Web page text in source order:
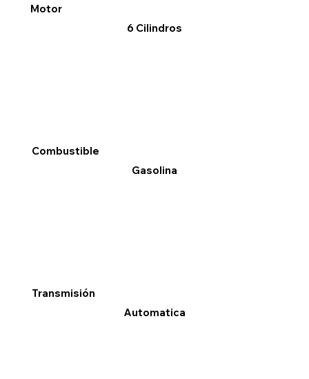
Motor
6 Cilindros
Combustible
Gasolina
Transmisión
Automatica